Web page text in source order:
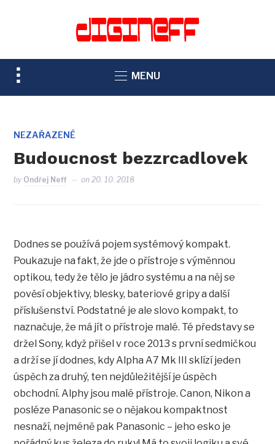
TOGGLE
SIDEBAR
NAVIGATION
MENU
NEZAŘAZENÉ
Budoucnost bezzrcadlovek
by Ondřej Neff on20. 10. 2018
Dodnes se používá pojem systémový kompakt.
Poukazuje na fakt, že jde o přístroje s výměnnou
optikou, tedy že tělo je jádro systému a na něj se
pověsí objektivy, blesky, bateriové gripy a další
příslušenství. Podstatné je ale slovo kompakt, to
naznačuje, že má jít o přístroje malé. Té představy se
držel Sony, když přišel v roce 2013 s první sedmičkou
a drží se jí dodnes, kdy Alpha A7 Mk III sklízí jeden
úspěch za druhý, ten nejdůležitější je úspěch
obchodní. Alphy jsou malé přístroje. Canon, Nikon a
posléze Panasonic se o nějakou kompaktnost
nesnaží, nejméně pak Panasonic – jeho esko je